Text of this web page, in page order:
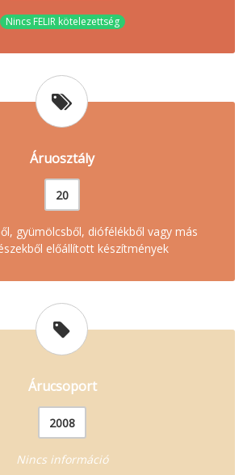
Nincs FELIR kötelezettség
Áruosztály
20
gyümölcsből, diófélékből vagy más
előállított készítmények
Árucsoport
2008
Nincs információ